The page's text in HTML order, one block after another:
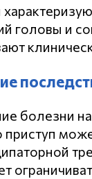
головы и
болезни
приступ